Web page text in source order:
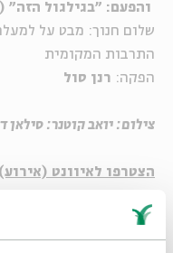
והפעם: "בגילגול הזה"
התרבות המקומית
הפקה: רנן סול
צילום: יואב קוטנר: סילאן
הצטרפו לאיוונט
-------------